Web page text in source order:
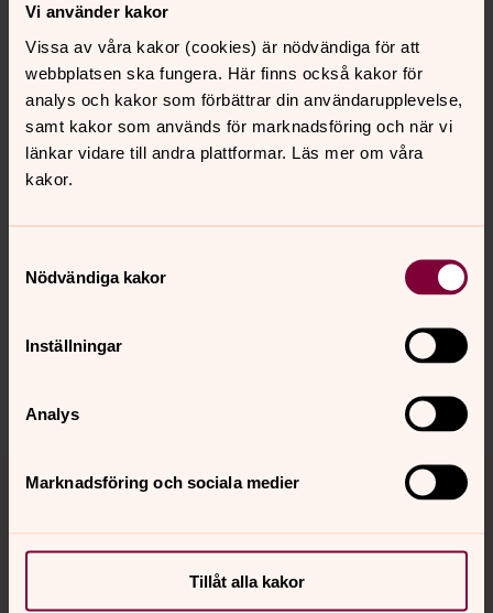
Vi använder kakor
Vissa av våra kakor (cookies) är nödvändiga för att
webbplatsen ska fungera. Här finns också kakor för
analys och kakor som förbättrar din användarupplevelse,
samt kakor som används för marknadsföring och när vi
länkar vidare till andra plattformar. Läs mer om våra
kakor.
Nödvändiga kakor
Inställningar
Analys
Marknadsföring och sociala medier
Tillåt alla kakor
med det annorlunda uppdraget att framställa en ikon för
filmpriset. – Ett filmpris är ju så att säga raka motsatsen
till en det man kallar en ”filmkalkon”, symbolen måste ju
bli något som lyfter, säger Erland och skrattar. – Då
passar i detta sammanhang en ängel, Angelos. Det finns
också en blinkning till mot filmens huvudstad, Los
Angeles, Änglarnas stad. Angelos cirkelrunda form
måla i så litet format.